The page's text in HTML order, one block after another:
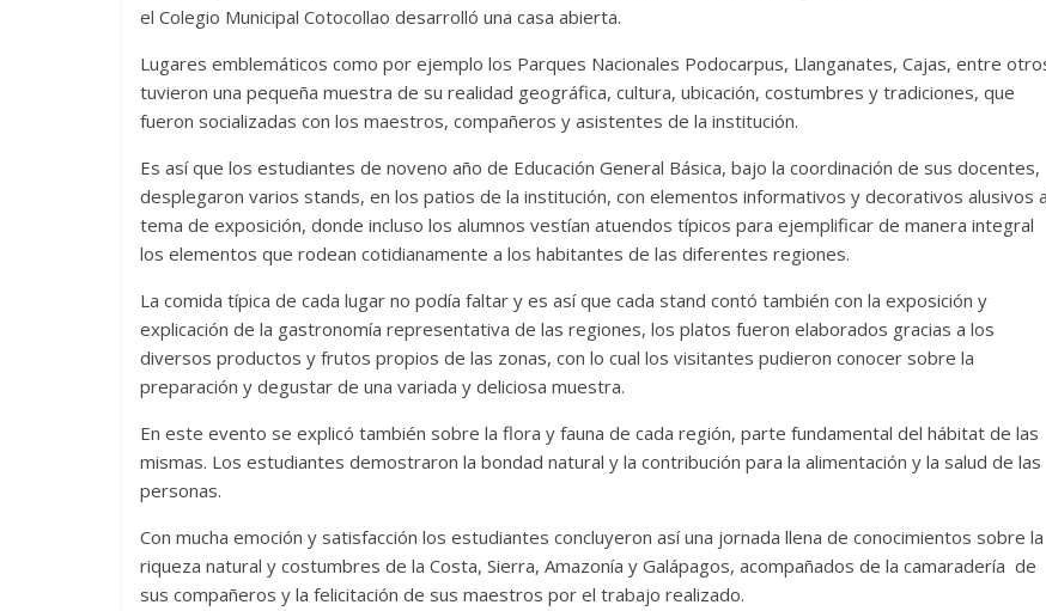
el Colegio Municipal Cotocollao desarrolló una casa abierta.
Lugares emblemáticos como por ejemplo los Parques Nacionales Podocarpus, Llanganates, Cajas, entre
tuvieron una pequeña muestra de su realidad geográfica, cultura, ubicación, costumbres y tradiciones, que
fueron socializadas con los maestros, compañeros y asistentes de la institución.
Es así que los estudiantes de noveno año de Educación General Básica, bajo la coordinación de sus docentes,
desplegaron varios stands, en los patios de la institución, con elementos informativos y decorativos alusivos
tema de exposición, donde incluso los alumnos vestían atuendos típicos para ejemplificar de manera integral
los elementos que rodean cotidianamente a los habitantes de las diferentes regiones.
La comida típica de cada lugar no podía faltar y es así que cada stand contó también con la exposición y
explicación de la gastronomía representativa de las regiones, los platos fueron elaborados gracias a los
diversos productos y frutos propios de las zonas, con lo cual los visitantes pudieron conocer sobre la
preparación y degustar de una variada y deliciosa muestra.
En este evento se explicó también sobre la flora y fauna de cada región, parte fundamental del hábitat de las
mismas. Los estudiantes demostraron la bondad natural y la contribución para la alimentación y la salud de las
personas.
Con mucha emoción y satisfacción los estudiantes concluyeron así una jornada llena de conocimientos sobre la
riqueza natural y costumbres de la Costa, Sierra, Amazonía y Galápagos, acompañados de la camaradería de
sus compañeros y la felicitación de sus maestros por el trabajo realizado.